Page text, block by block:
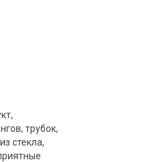
трубок,
стекла,